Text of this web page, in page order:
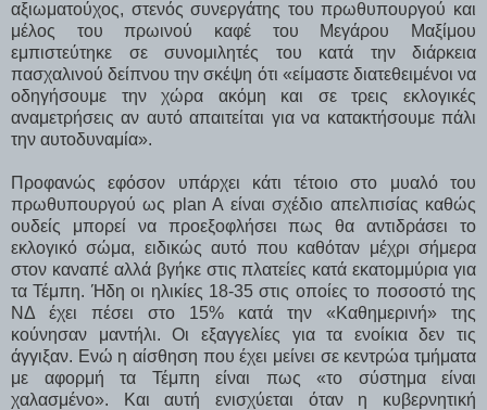
αξιωματούχος, στενός συνεργάτης του πρωθυπουργού και
μέλος του πρωινού καφέ του Μεγάρου Μαξίμου
εμπιστεύτηκε σε συνομιλητές του κατά την διάρκεια
πασχαλινού δείπνου την σκέψη ότι «είμαστε διατεθειμένοι να
οδηγήσουμε την χώρα ακόμη και σε τρεις εκλογικές
αναμετρήσεις αν αυτό απαιτείται για να κατακτήσουμε πάλι
την αυτοδυναμία».
Προφανώς εφόσον υπάρχει κάτι τέτοιο στο μυαλό του
πρωθυπουργού ως plan A είναι σχέδιο απελπισίας καθώς
ουδείς μπορεί να προεξοφλήσει πως θα αντιδράσει το
εκλογικό σώμα, ειδικώς αυτό που καθόταν μέχρι σήμερα
στον καναπέ αλλά βγήκε στις πλατείες κατά εκατομμύρια για
τα Τέμπη. Ήδη οι ηλικίες 18-35 στις οποίες το ποσοστό της
ΝΔ έχει πέσει στο 15% κατά την «Καθημερινή» της
κούνησαν μαντήλι. Οι εξαγγελίες για τα ενοίκια δεν τις
άγγιξαν. Ενώ η αίσθηση που έχει μείνει σε κεντρώα τμήματα
με αφορμή τα Τέμπη είναι πως «το σύστημα είναι
χαλασμένο». Και αυτή ενισχύεται όταν η κυβερνητική